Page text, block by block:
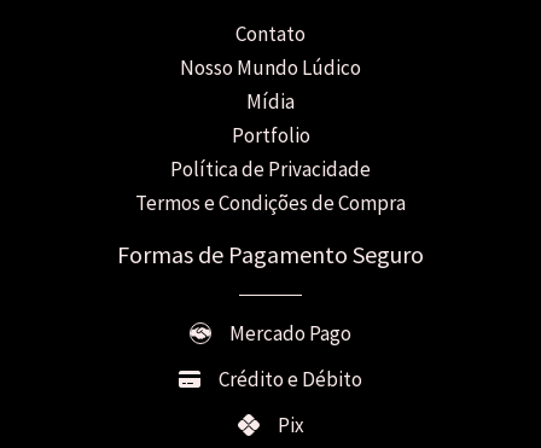
Contato
Nosso Mundo Lúdico
Mídia
Portfolio
Política de Privacidade
Termos e Condições de Compra
Formas de Pagamento Seguro
Mercado Pago
Crédito e Débito
Pix